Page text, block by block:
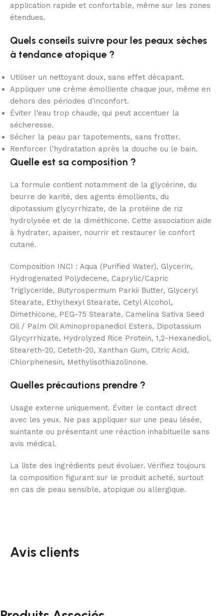
application rapide et confortable, même sur les zones
étendues.
Quels conseils suivre pour les peaux sèches
à tendance atopique ?
Utiliser un nettoyant doux, sans effet décapant.
Appliquer une crème émolliente chaque jour, même en
dehors des périodes d’inconfort.
Éviter l’eau trop chaude, qui peut accentuer la
sécheresse.
Sécher la peau par tapotements, sans frotter.
Renforcer l’hydratation après la douche ou le bain.
Quelle est sa composition ?
La formule contient notamment de la glycérine, du
beurre de karité, des agents émollients, du
dipotassium glycyrrhizate, de la protéine de riz
hydrolysée et de la diméthicone. Cette association aide
à hydrater, apaiser, nourrir et restaurer le confort
cutané.
Composition INCI : Aqua (Purified Water), Glycerin,
Hydrogenated Polydecene, Caprylic/Capric
Triglyceride, Butyrospermum Parkii Butter, Glyceryl
Stearate, Ethylhexyl Stearate, Cetyl Alcohol,
Dimethicone, PEG-75 Stearate, Camelina Sativa Seed
Oil / Palm Oil Aminopropanediol Esters, Dipotassium
Glycyrrhizate, Hydrolyzed Rice Protein, 1,2-Hexanediol,
Steareth-20, Ceteth-20, Xanthan Gum, Citric Acid,
Chlorphenesin, Methylisothiazolinone.
Quelles précautions prendre ?
Usage externe uniquement. Éviter le contact direct
avec les yeux. Ne pas appliquer sur une peau lésée,
suintante ou présentant une réaction inhabituelle sans
avis médical.
La liste des ingrédients peut évoluer. Vérifiez toujours
la composition figurant sur le produit acheté, surtout
en cas de peau sensible, atopique ou allergique.
Avis clients